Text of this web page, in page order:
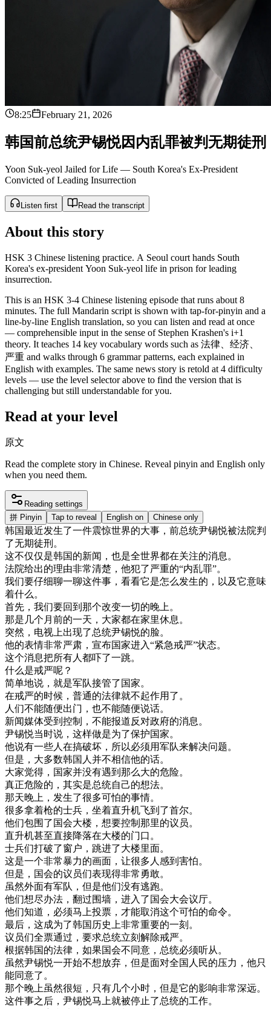
8:25 February 21, 2026
韩国前总统尹锡悦因 内乱罪被判 无期徒刑
Yoon Suk-yeol Jailed for Life — South Korea's Ex-President
Convicted of Leading Insurrection
Listen first Read the transcript
About this story
HSK 3 Chinese listening practice. A Seoul court hands South
Korea's ex-president Yoon Suk-yeol life in prison for leading
insurrection.
This is an HSK 3-4 Chinese listening episode that runs about 8
minutes. The full Mandarin script is shown with tap-for-pinyin and a
line-by-line English translation, so you can listen and read at once
— comprehensible input in the sense of Stephen Krashen's i+1
theory. It teaches 14 key vocabulary words such as 法律、经济、
严重 and walks through 6 grammar patterns, each explained in
English with examples. The same news story is retold at 4 difficulty
levels — use the level selector above to find the version that is
challenging but still understandable for you.
Read at your level
原文
Read the complete story in Chinese. Reveal pinyin and English only
when you need them.
Reading settings
拼 Pinyin Tap to reveal English on Chinese only
韩国最近发生了一件震惊世界的大事 ， 前总统尹锡悦被法院判
了无期徒刑 。
这不仅仅是韩国的新闻 ， 也是全世界都在关注的消息。
法院给出的理由非常清楚 ， 他犯了严重的“内乱罪”。
我们要仔细聊一聊这件事 ， 看看它是怎么发生的 ， 以及它意味
着什么。
首先 ， 我们要回到 那个改变一切的晚上。
那是几个月 前的一天 ， 大家都在家里休息。
突然 ， 电视上出现了总统尹锡悦的脸。
他的表情非常严肃 ， 宣布国家进入“紧急戒严”状态。
这个消息把所有人都吓了一跳。
什么是戒严呢 ？
简单地说 ， 就是军队接管了 国家。
在戒严的时候 ， 普通的法律就不起作用 了。
人们不能随便出门 ， 也不能随便说话。
新闻媒体受到 控制 ， 不能报道反对政府的消息。
尹锡悦当时说 ， 这样做是为了保护国家。
他说有一些人在搞破坏 ， 所以必须用军队来解决问题。
但是 ， 大多数韩国 人并不相信他的话。
大家觉得 ， 国家并没有遇到 那么大的危险。
真正危险的 ， 其实是总统自己的想法。
那天晚上 ， 发生了很多可怕的事情。
很多拿着枪的士兵 ， 坐着直升机飞到了首尔。
他们包围 了 国会大楼 ， 想要控制 那里的议员。
直升机甚至直接降落在大楼的门口。
士兵们打破了窗户 ， 跳进了大楼里面。
这是一个非常暴力的画面 ， 让很多人感到 害怕。
但是 ， 国会的议员们表现得非常 勇敢。
虽然外面有军队 ， 但是他们没有逃跑。
他们想尽办法 ， 翻过围墙 ， 进入了 国会大会议厅。
他们知道 ， 必须马上投票 ， 才能取消这个可怕的命令。
最后 ， 这成为了韩国历史上非常重要的一刻 。
议员们全票通过 ， 要求总统立刻 解除戒严。
根据韩国的法律 ， 如果国会不同意 ， 总统必须听从。
虽然尹锡悦一开始不想放弃 ， 但是面对全国 人民的压力 ， 他只
能同意了。
那个晚上虽然很短 ， 只有几个小时 ， 但是它的影响非常深远。
这件事之后 ， 尹锡悦马上就被停止了总统的工作。